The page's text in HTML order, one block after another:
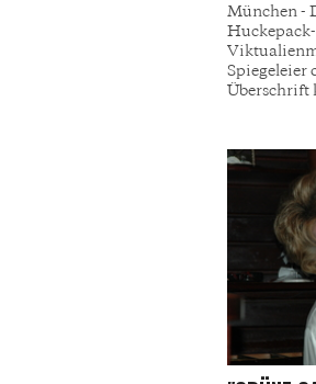
München -
Spiegeleier
Überschrift